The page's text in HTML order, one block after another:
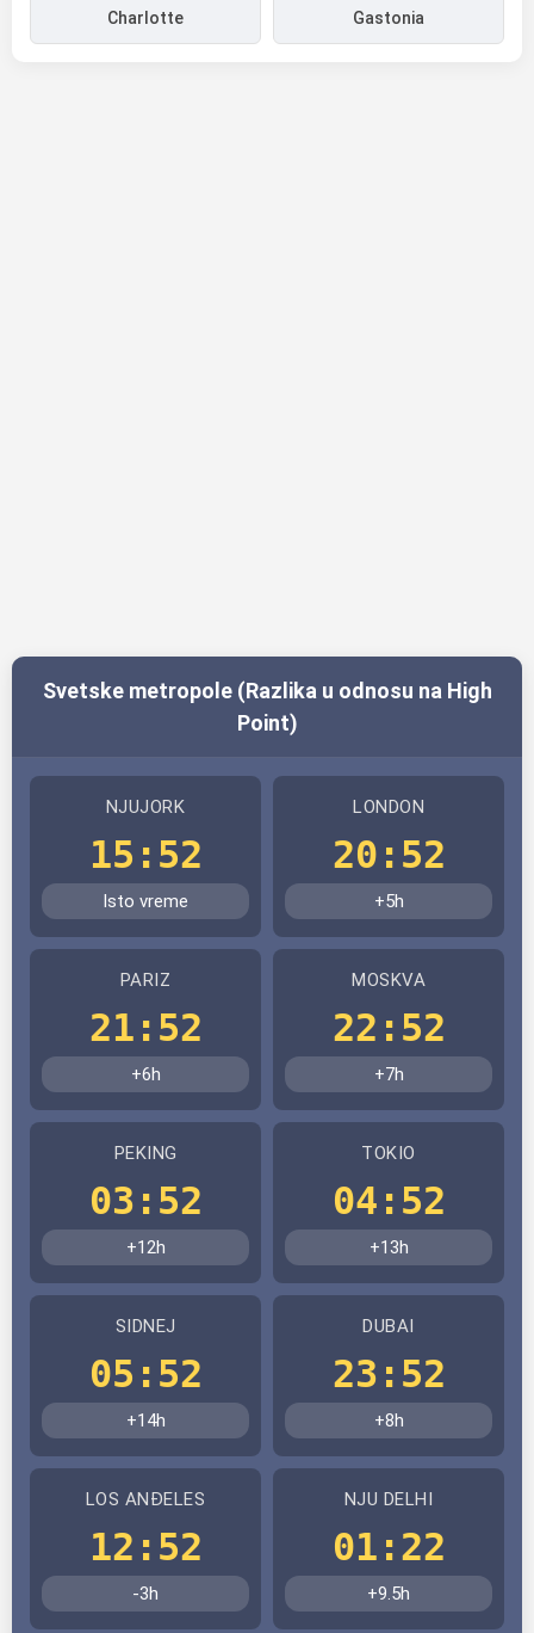
Charlotte Gastonia
Svetske metropole (Razlika u odnosu na High
Point)
NJUJORK
15:52
Isto vreme
LONDON
20:52
+5h
PARIZ
21:52
+6h
MOSKVA
22:52
+7h
PEKING
03:52
+12h
TOKIO
04:52
+13h
SIDNEJ
05:52
+14h
DUBAI
23:52
+8h
LOS ANĐELES
12:52
-3h
NJU DELHI
01:22
+9.5h